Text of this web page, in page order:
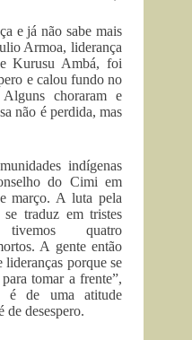
e já não sabe mais
Armoa, liderança
Kurusu Ambá, foi
e calou fundo no
choraram e
não é perdida, mas
indígenas
do Cimi em
março. A luta pela
traduz em tristes
tivemos quatro
A gente então
porque se
tomar a frente”,
é de uma atitude
de desespero.